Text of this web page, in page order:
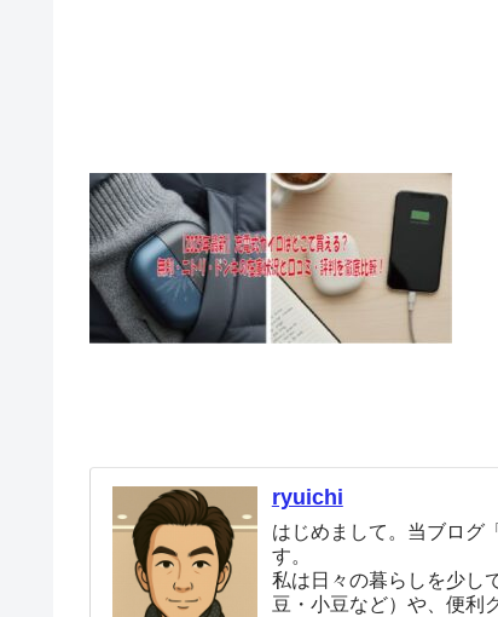
ryuichi
はじめまして。当ブログ
す。
私は日々の暮らしを少し
豆・小豆など）や、便利